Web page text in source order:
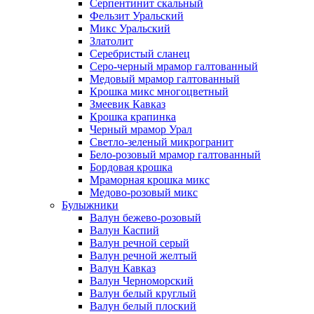
Серпентинит скальный
Фельзит Уральский
Микс Уральский
Златолит
Серебристый сланец
Серо-черный мрамор галтованный
Медовый мрамор галтованный
Крошка микс многоцветный
Змеевик Кавказ
Крошка крапинка
Черный мрамор Урал
Светло-зеленый микрогранит
Бело-розовый мрамор галтованный
Бордовая крошка
Мраморная крошка микс
Медово-розовый микс
Булыжники
Валун бежево-розовый
Валун Каспий
Валун речной серый
Валун речной желтый
Валун Кавказ
Валун Черноморский
Валун белый круглый
Валун белый плоский